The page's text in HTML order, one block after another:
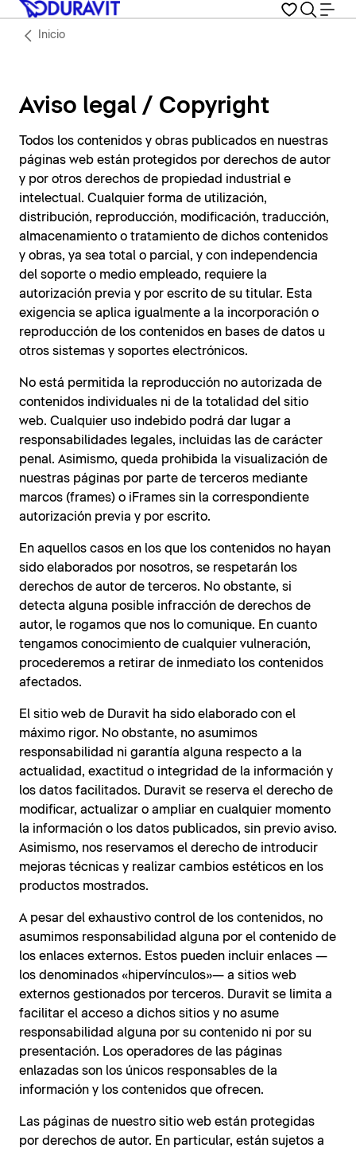
Inicio
Aviso legal / Copyright
Todos los contenidos y obras publicados en nuestras
páginas web están protegidos por derechos de autor
y por otros derechos de propiedad industrial e
intelectual. Cualquier forma de utilización,
distribución, reproducción, modificación, traducción,
almacenamiento o tratamiento de dichos contenidos
y obras, ya sea total o parcial, y con independencia
del soporte o medio empleado, requiere la
autorización previa y por escrito de su titular. Esta
exigencia se aplica igualmente a la incorporación o
reproducción de los contenidos en bases de datos u
otros sistemas y soportes electrónicos.
No está permitida la reproducción no autorizada de
contenidos individuales ni de la totalidad del sitio
web. Cualquier uso indebido podrá dar lugar a
responsabilidades legales, incluidas las de carácter
penal. Asimismo, queda prohibida la visualización de
nuestras páginas por parte de terceros mediante
marcos (frames) o iFrames sin la correspondiente
autorización previa y por escrito.
En aquellos casos en los que los contenidos no hayan
sido elaborados por nosotros, se respetarán los
derechos de autor de terceros. No obstante, si
detecta alguna posible infracción de derechos de
autor, le rogamos que nos lo comunique. En cuanto
tengamos conocimiento de cualquier vulneración,
procederemos a retirar de inmediato los contenidos
afectados.
El sitio web de Duravit ha sido elaborado con el
máximo rigor. No obstante, no asumimos
responsabilidad ni garantía alguna respecto a la
actualidad, exactitud o integridad de la información y
los datos facilitados. Duravit se reserva el derecho de
modificar, actualizar o ampliar en cualquier momento
la información o los datos publicados, sin previo aviso.
Asimismo, nos reservamos el derecho de introducir
mejoras técnicas y realizar cambios estéticos en los
productos mostrados.
A pesar del exhaustivo control de los contenidos, no
asumimos responsabilidad alguna por el contenido de
los enlaces externos. Estos pueden incluir enlaces —
los denominados «hipervínculos»— a sitios web
externos gestionados por terceros. Duravit se limita a
facilitar el acceso a dichos sitios y no asume
responsabilidad alguna por su contenido ni por su
presentación. Los operadores de las páginas
enlazadas son los únicos responsables de la
información y los contenidos que ofrecen.
Las páginas de nuestro sitio web están protegidas
por derechos de autor. En particular, están sujetos a